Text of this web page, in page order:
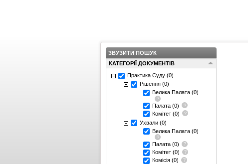
ЗВУЗИТИ ПОШУК
КАТЕГОРІЇ ДОКУМЕНТІВ
Практика Суду (0)
Рішення (0)
Велика Палата (0)
Палата (0)
Комітет (0)
Ухвали (0)
Велика Палата (0)
Палата (0)
Комітет (0)
Комісія (0)